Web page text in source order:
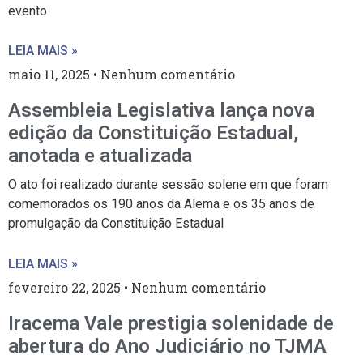
evento
LEIA MAIS »
maio 11, 2025 Nenhum comentário
Assembleia Legislativa lança nova
edição da Constituição Estadual,
anotada e atualizada
O ato foi realizado durante sessão solene em que foram
comemorados os 190 anos da Alema e os 35 anos de
promulgação da Constituição Estadual
LEIA MAIS »
fevereiro 22, 2025 Nenhum comentário
Iracema Vale prestigia solenidade de
abertura do Ano Judiciário no TJMA